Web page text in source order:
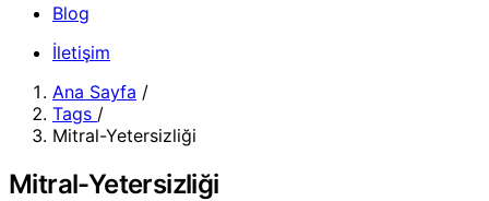
Blog
İletişim
Ana Sayfa /
Tags /
Mitral-Yetersizliği
Mitral-Yetersizliği